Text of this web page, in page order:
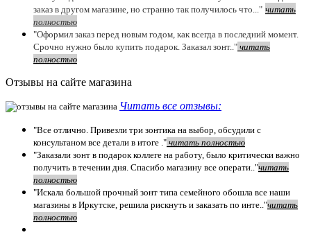
заказ в другом магазине, но странно так получилось что..." читать
полностью
"Оформил заказ перед новым годом, как всегда в последний момент.
Срочно нужно было купить подарок. Заказал зонт.." читать
полностью
Отзывы на сайте магазина
Читать все отзывы:
"Все отлично. Привезли три зонтика на выбор, обсудили с
консультаном все детали в итоге ." читать полностью
"Заказали зонт в подарок коллеге на работу, было критически важно
получить в течении дня. Спасибо магазину все операти.."читать
полностью
"Искала большой прочный зонт типа семейного обошла все наши
магазины в Иркутске, решила рискнуть и заказать по инте.."читать
полностью